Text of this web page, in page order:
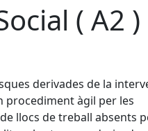
( A2 )
derivades de la
procediment àgil per les
llocs de treball absents